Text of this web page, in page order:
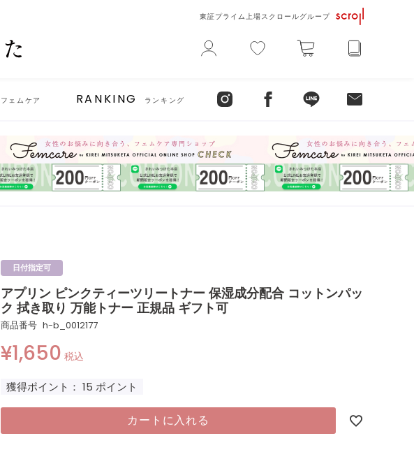
東証プライム上場スクロールグループ
フェムケア RANKING ランキング
日付指定可
アプリン ピンクティーツリートナー 保湿成分配合 コットンパッ
ク 拭き取り 万能トナー 正規品 ギフト可
商品番号 h-b_0012177
¥1,650 税込
獲得ポイント： 15 ポイント
カートに入れる